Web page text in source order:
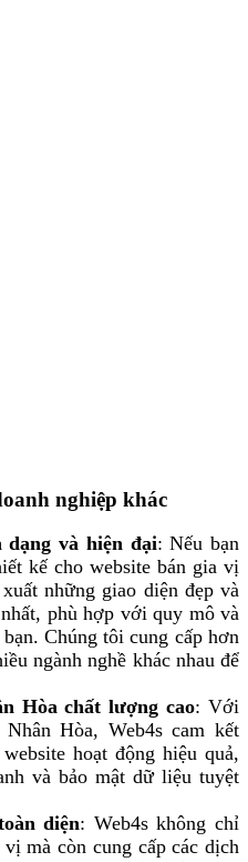
nghiệp khác
dạng và hiện đại: Nếu bạn
kế cho website bán gia vị
những giao diện đẹp và
phù hợp với quy mô và
Chúng tôi cung cấp hơn
ngành nghề khác nhau để
Hòa chất lượng cao: Với
Hòa, Web4s cam kết
hoạt động hiệu quả,
và bảo mật dữ liệu tuyệt
diện: Web4s không chỉ
mà còn cung cấp các dịch